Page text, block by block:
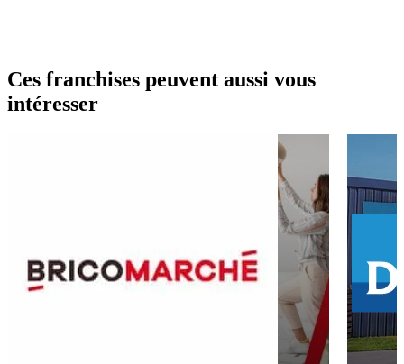
Ces franchises peuvent aussi vous
intéresser